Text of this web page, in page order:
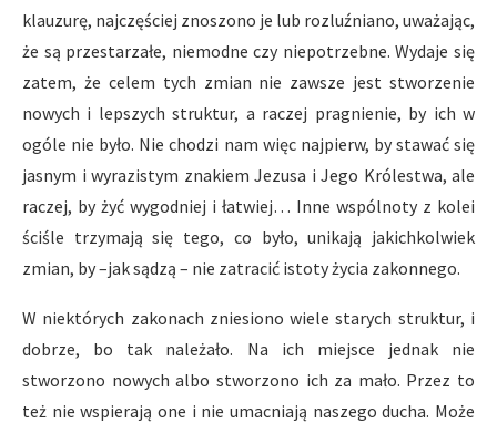
klauzurę, najczęściej znoszono je lub rozluźniano, uważając,
że są przestarzałe, niemodne czy niepotrzebne. Wydaje się
zatem, że celem tych zmian nie zawsze jest stworzenie
nowych i lepszych struktur, a raczej pragnienie, by ich w
ogóle nie było. Nie chodzi nam więc najpierw, by stawać się
jasnym i wyrazistym znakiem Jezusa i Jego Królestwa, ale
raczej, by żyć wygodniej i łatwiej… Inne wspólnoty z kolei
ściśle trzymają się tego, co było, unikają jakichkolwiek
zmian, by –jak sądzą – nie zatracić istoty życia zakonnego.
W niektórych zakonach zniesiono wiele starych struktur, i
dobrze, bo tak należało. Na ich miejsce jednak nie
stworzono nowych albo stworzono ich za mało. Przez to
też nie wspierają one i nie umacniają naszego ducha. Może